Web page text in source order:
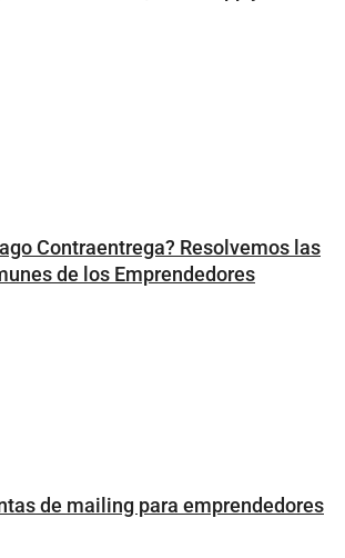
Contraentrega? Resolvemos las
de los Emprendedores
de mailing para emprendedores